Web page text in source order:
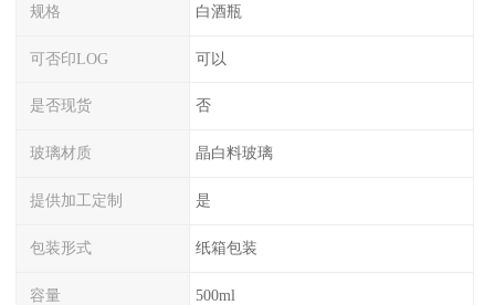
规格 白酒瓶
可否印LOG 可以
是否现货 否
玻璃材质 晶白料玻璃
提供加工定制 是
包装形式 纸箱包装
容量 500ml